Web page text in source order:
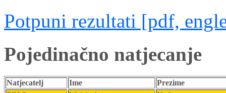
Potpuni rezultati [pdf,
Pojedinačno natjecanje
Natjecatelj Ime
Prezime